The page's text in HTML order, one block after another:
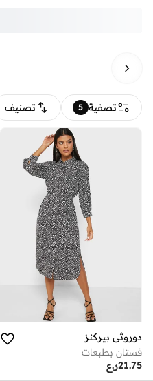
تصفية 5 تصنيف
دوروثي بيركنز
فستان بطبعات
ر.ع21.75